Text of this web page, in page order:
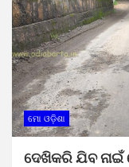
ମୋ ଓଡ଼ିଶା
ଦେଖିକରି ଯିବ ନାଇଁ